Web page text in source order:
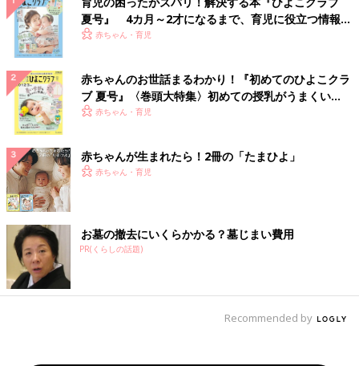
夏号』 4カ月～2才になるまで、育児に役立つ情報が
いっぱい！
赤ちゃん・育児
赤ちゃんのお世話まるわかり！『初めてのひよこクラ
ブ 夏号』〈巻頭大特集〉初めての授乳がうまくい
く！ おっぱい・ミルクの基本と夏のトラブル 解決テ
赤ちゃん・育児
赤ちゃんが生まれたら！2冊の「たまひよ」
赤ちゃん・育児
お墓の撤去にいくらかかる？墓じまい費用
PR(くらしの話題)
Recommended by